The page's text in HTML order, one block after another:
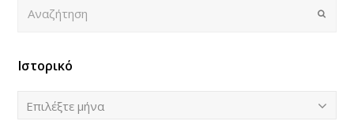
Submit
Ιστορικό
Ιστορικό
Επιλέξτε μήνα